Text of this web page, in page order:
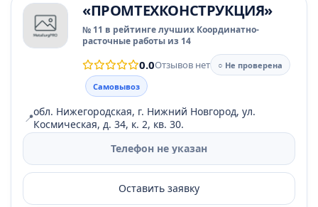
«ПРОМТЕХКОНСТРУКЦИЯ»
№ 11 в рейтинге лучших Координатно-
расточные работы из 14
0.0Отзывов нет
○ Не проверена
Самовывоз
📍обл. Нижегородская, г. Нижний Новгород, ул.
Космическая, д. 34, к. 2, кв. 30.
Телефон не указан
Оставить заявку